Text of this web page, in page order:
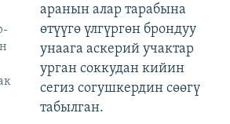
аранын алар тарабына
өтүүгө үлгүргөн брондуу
унаага аскерий учактар
урган соккудан кийин
сегиз согушкердин сөөгү
табылган.